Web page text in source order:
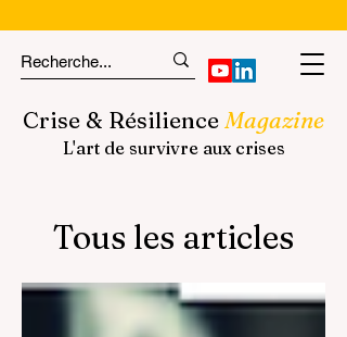
Crise & Résilience Magazine
L'art de survivre aux crises
Tous les articles